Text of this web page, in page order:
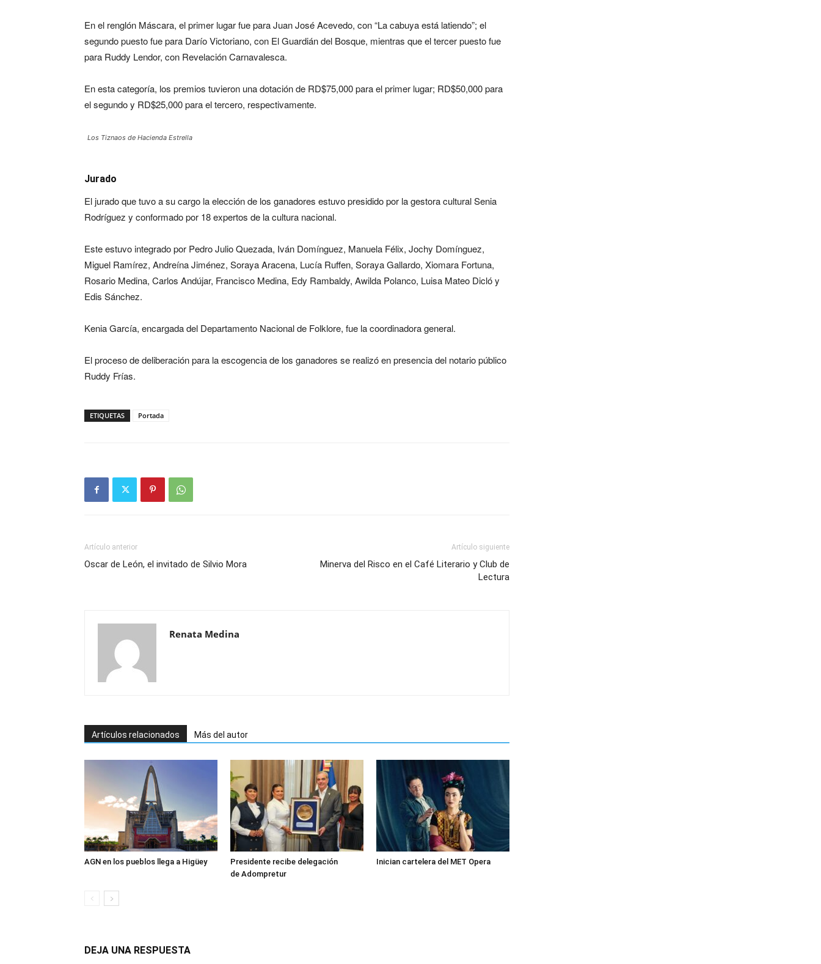
En el renglón Máscara, el primer lugar fue para Juan José Acevedo, con “La cabuya está latiendo”; el
segundo puesto fue para Darío Victoriano, con El Guardián del Bosque, mientras que el tercer puesto fue
para Ruddy Lendor, con Revelación Carnavalesca.
En esta categoría, los premios tuvieron una dotación de RD$75,000 para el primer lugar; RD$50,000 para
el segundo y RD$25,000 para el tercero, respectivamente.
Los Tiznaos de Hacienda Estrella
Jurado
El jurado que tuvo a su cargo la elección de los ganadores estuvo presidido por la gestora cultural Senia
Rodríguez y conformado por 18 expertos de la cultura nacional.
Este estuvo integrado por Pedro Julio Quezada, Iván Domínguez, Manuela Félix, Jochy Domínguez,
Miguel Ramírez, Andreína Jiménez, Soraya Aracena, Lucía Ruffen, Soraya Gallardo, Xiomara Fortuna,
Rosario Medina, Carlos Andújar, Francisco Medina, Edy Rambaldy, Awilda Polanco, Luisa Mateo Dicló y
Edis Sánchez.
Kenia García, encargada del Departamento Nacional de Folklore, fue la coordinadora general.
El proceso de deliberación para la escogencia de los ganadores se realizó en presencia del notario público
Ruddy Frías.
ETIQUETAS Portada
Artículo anterior
Oscar de León, el invitado de Silvio Mora
Artículo siguiente
Minerva del Risco en el Café Literario y Club de
Lectura
Renata Medina
Artículos relacionados Más del autor
AGN en los pueblos llega a Higüey
Presidente recibe delegación
de Adompretur
Inician cartelera del MET Opera
DEJA UNA RESPUESTA